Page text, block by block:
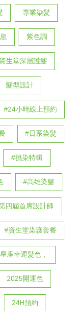
專業染髮
紫色調
資生堂深層護髮
髮型設計
#24小時線上預約
#日系染髮
#挑染特輯
#高雄染髮
四屆首席設計師
#資生堂染護套餐
座幸運髮色，
2025開運色
24H預約